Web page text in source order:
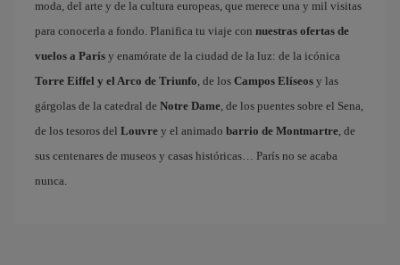
moda, del arte y de la cultura europeas, que merece una y mil visitas
para conocerla a fondo. Planifica tu viaje con nuestras ofertas de
vuelos a París y enamórate de la ciudad de la luz: de la icónica
Torre Eiffel y el Arco de Triunfo, de los Campos Elíseos y las
gárgolas de la catedral de Notre Dame, de los puentes sobre el Sena,
de los tesoros del Louvre y el animado barrio de Montmartre, de
sus centenares de museos y casas históricas… París no se acaba
nunca.